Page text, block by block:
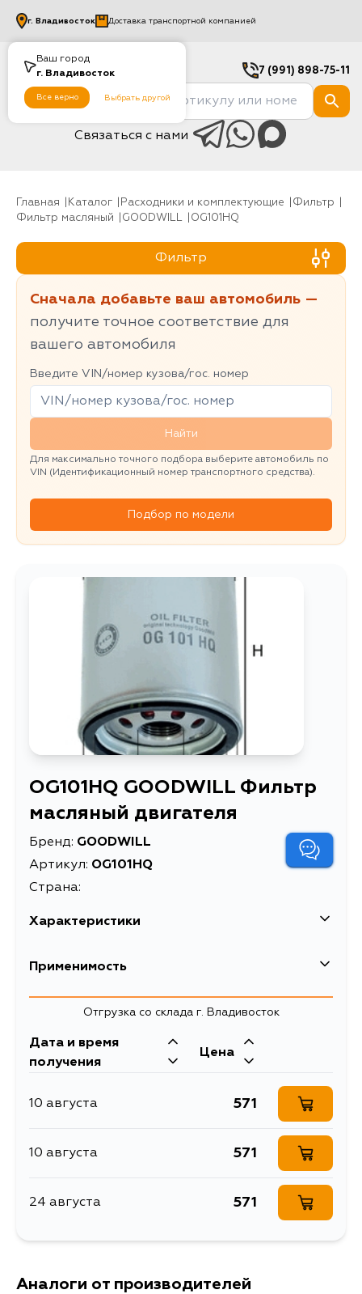
Ваш город
г. Владивосток
Все верно Выбрать другой
г. Владивосток Доставка транспортной компанией
7 (991) 898-75-11
Связаться с нами
Главная Каталог Расходники и комплектующие
фильтр
Фильтр масляный
GOODWILL OG101HQ
Фильтр
Сначала добавьте ваш автомобиль —
получите точное соответствие для
вашего автомобиля
Введите VIN/номер кузова/гос. номер
Найти
Для максимально точного подбора выберите автомобиль по
VIN (Идентификационный номер транспортного средства).
Подбор по модели
OG101HQ GOODWILL Фильтр
масляный двигателя
Бренд: GOODWILL
Артикул: OG101HQ
Страна:
Характеристики
EAN-13
Высота упаковки, мм
Длина упаковки, мм 82
Объем упаковки, л
Фильтр масляный
двигателя
Резьба
Товарная группа масляные фильтры
Применимость
Отгрузка со склада г. Владивосток
Дата и время
получения
Цена
10 августа 571
10 августа 571
24 августа 571
Аналоги от производителей